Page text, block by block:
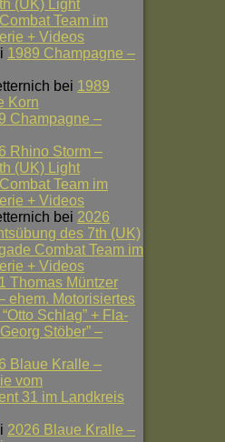
(UK) Light
Team im
+ Videos
1989 Champagne –
bei 1989
Korn
Champagne –
Rhino Storm –
(UK) Light
Team im
+ Videos
bei 2026
des 7th (UK)
Combat Team im
+ Videos
Thomas Müntzer
ehem. Motorisiertes
Schlag” + Fla-
Stöber” –
Blaue Kralle –
vom
31 im Landkreis
2026 Blaue Kralle –